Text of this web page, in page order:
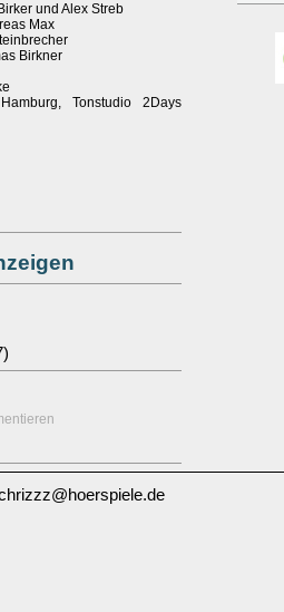
und Alex Streb
Max
Birkner
Tonstudio 2Days